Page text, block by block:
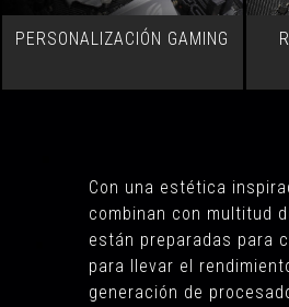
PERSONALIZACIÓN GAMING
Con una estética
combinan con multitud
están preparadas para
para llevar el
generación de